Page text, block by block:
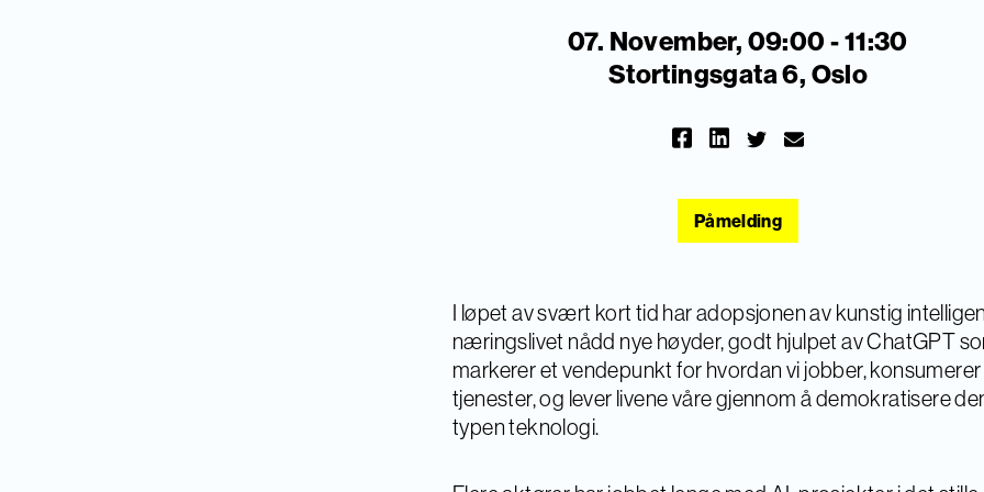
07. November, 09:00 - 11:30
Stortingsgata 6, Oslo
Påmelding
I løpet av svært kort tid har adopsjonen av kunstig
næringslivet nådd nye høyder, godt hjulpet av ChatGPT
markerer et vendepunkt for hvordan vi jobber, konsumerer
tjenester, og lever livene våre gjennom å demokratisere
typen teknologi.